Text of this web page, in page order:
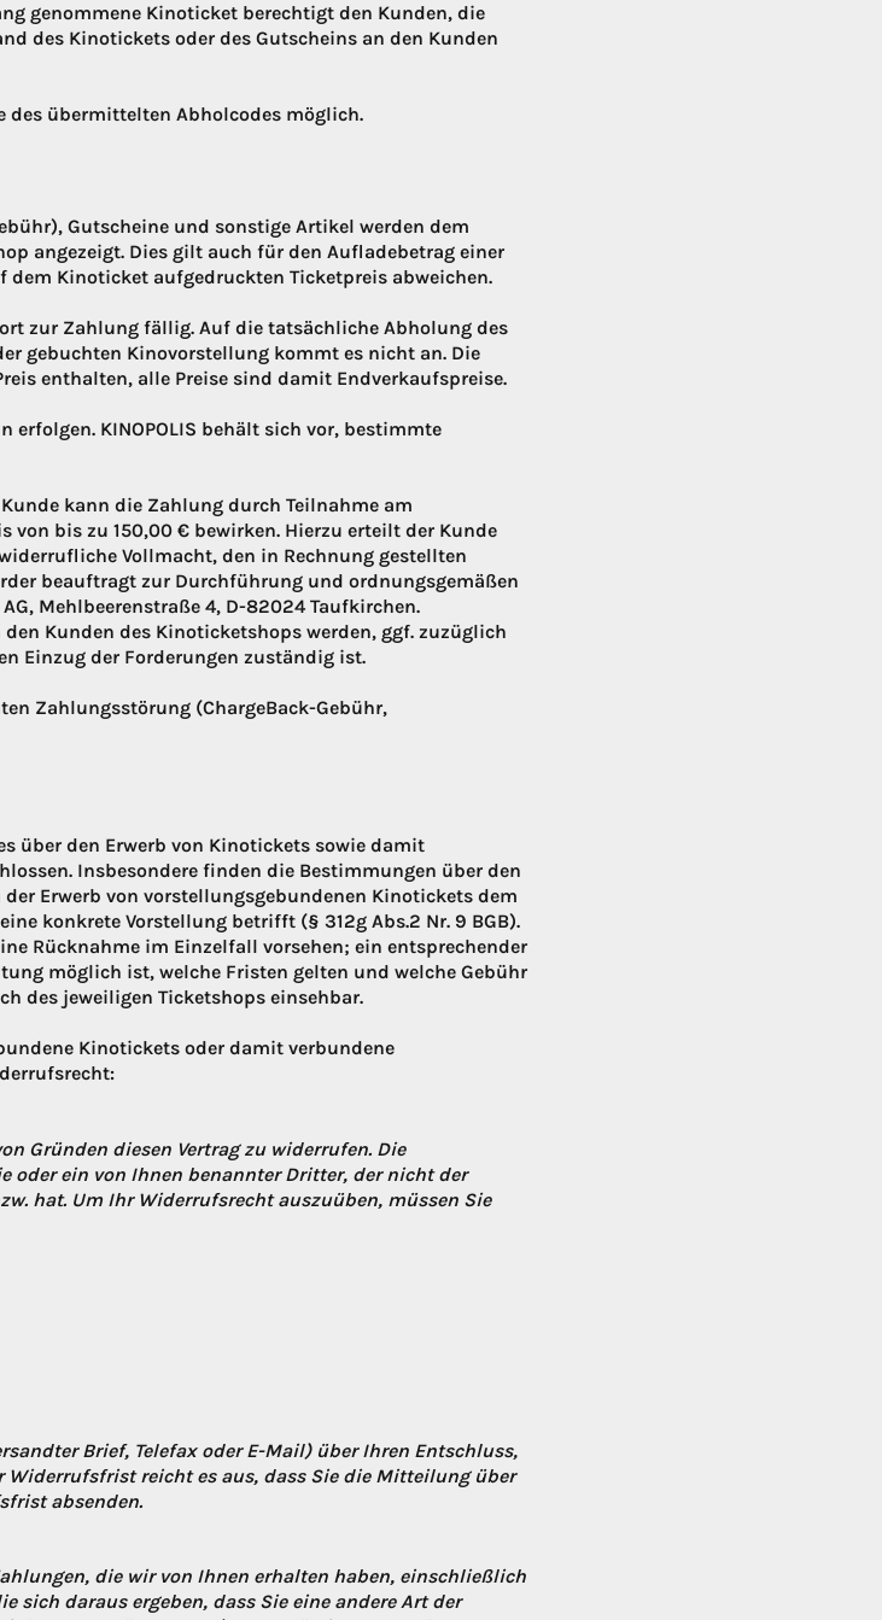
genommene Kinoticket berechtigt den Kunden, die
des Kinotickets oder des Gutscheins an den Kunden
des übermittelten Abholcodes möglich.
Gutscheine und sonstige Artikel werden dem
angezeigt. Dies gilt auch für den Aufladebetrag einer
Kinoticket aufgedruckten Ticketpreis abweichen.
zur Zahlung fällig. Auf die tatsächliche Abholung des
gebuchten Kinovorstellung kommt es nicht an. Die
enthalten, alle Preise sind damit Endverkaufspreise.
KINOPOLIS behält sich vor, bestimmte
kann die Zahlung durch Teilnahme am
bis zu 150,00 € bewirken. Hierzu erteilt der Kunde
Vollmacht, den in Rechnung gestellten
beauftragt zur Durchführung und ordnungsgemäßen
Mehlbeerenstraße 4, D-82024 Taufkirchen.
Kunden des Kinoticketshops werden, ggf. zuzüglich
Einzug der Forderungen zuständig ist.
Zahlungsstörung (ChargeBack-Gebühr,
über den Erwerb von Kinotickets sowie damit
Insbesondere finden die Bestimmungen über den
Erwerb von vorstellungsgebundenen Kinotickets dem
konkrete Vorstellung betrifft (§ 312g Abs.2 Nr. 9 BGB).
Rücknahme im Einzelfall vorsehen; ein entsprechender
möglich ist, welche Fristen gelten und welche Gebühr
des jeweiligen Ticketshops einsehbar.
Kinotickets oder damit verbundene
Gründen diesen Vertrag zu widerrufen. Die
oder ein von Ihnen benannter Dritter, der nicht der
hat. Um Ihr Widerrufsrecht auszuüben, müssen Sie
Brief, Telefax oder E-Mail) über Ihren Entschluss,
reicht es aus, dass Sie die Mitteilung über
absenden.
die wir von Ihnen erhalten haben, einschließlich
sich daraus ergeben, dass Sie eine andere Art der